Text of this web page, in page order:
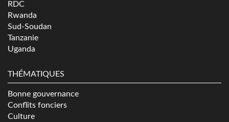
RDC
Rwanda
Sud-Soudan
Tanzanie
Uganda
THÉMATIQUES
Bonne gouvernance
Conflits fonciers
Culture